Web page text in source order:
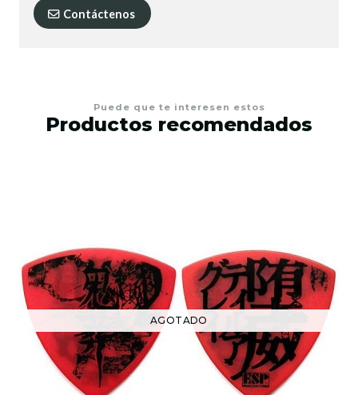
Contáctenos
Puede que te interesen estos
Productos recomendados
AGOTADO